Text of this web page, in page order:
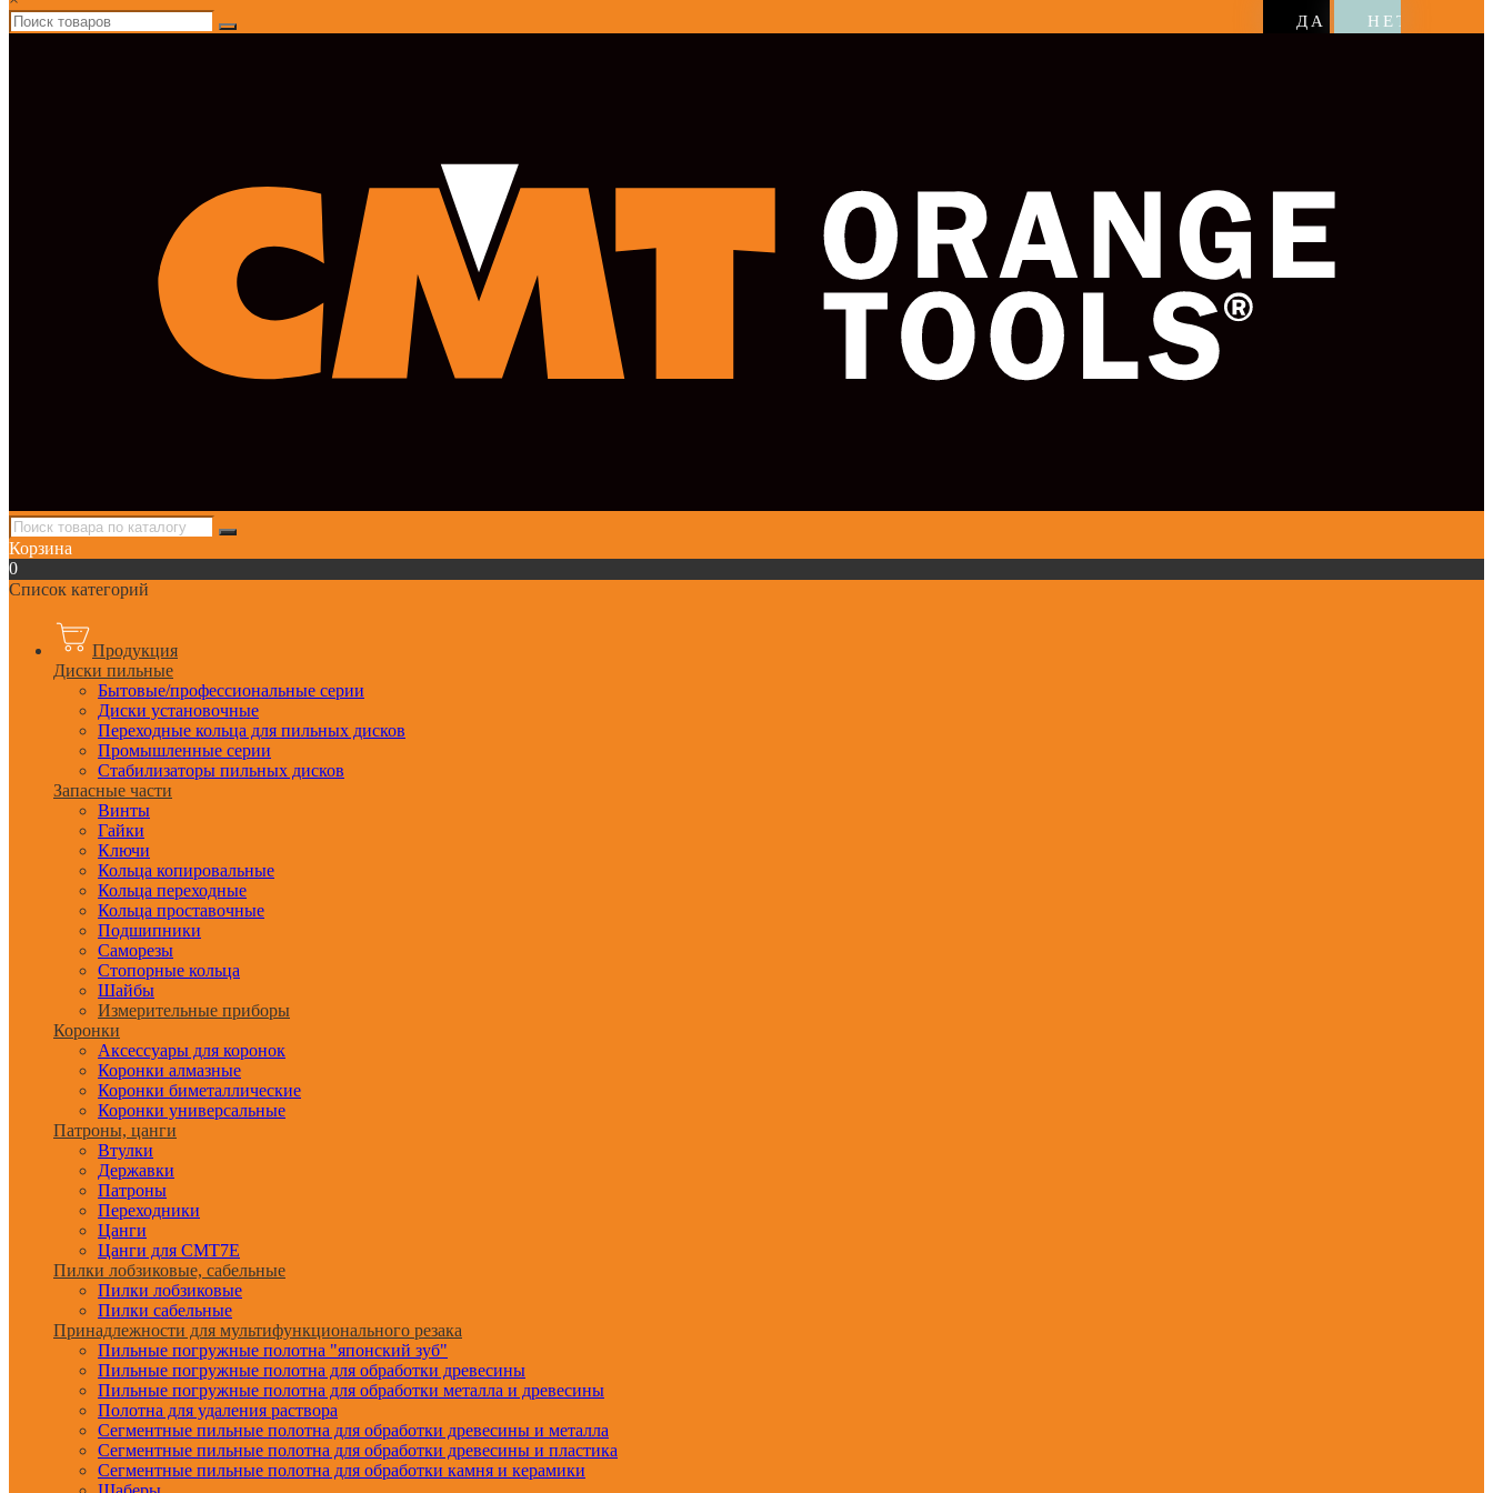
Корзина
0
Список категорий
Продукция
Диски пильные
Бытовые/профессиональные серии
Диски установочные
Переходные кольца для пильных дисков
Промышленные серии
Стабилизаторы пильных дисков
Запасные части
Винты
Гайки
Ключи
Кольца копировальные
Кольца переходные
Кольца проставочные
Подшипники
Саморезы
Стопорные кольца
Шайбы
Измерительные приборы
Коронки
Аксессуары для коронок
Коронки алмазные
Коронки биметаллические
Коронки универсальные
Патроны, цанги
Втулки
Державки
Патроны
Переходники
Цанги
Цанги для CMT7E
Пилки лобзиковые, сабельные
Пилки лобзиковые
Пилки сабельные
Принадлежности для мультифункционального резака
Пильные погружные полотна "японский зуб"
Пильные погружные полотна для обработки древесины
Пильные погружные полотна для обработки металла и древесины
Полотна для удаления раствора
Сегментные пильные полотна для обработки древесины и металла
Сегментные пильные полотна для обработки древесины и пластика
Сегментные пильные полотна для обработки камня и керамики